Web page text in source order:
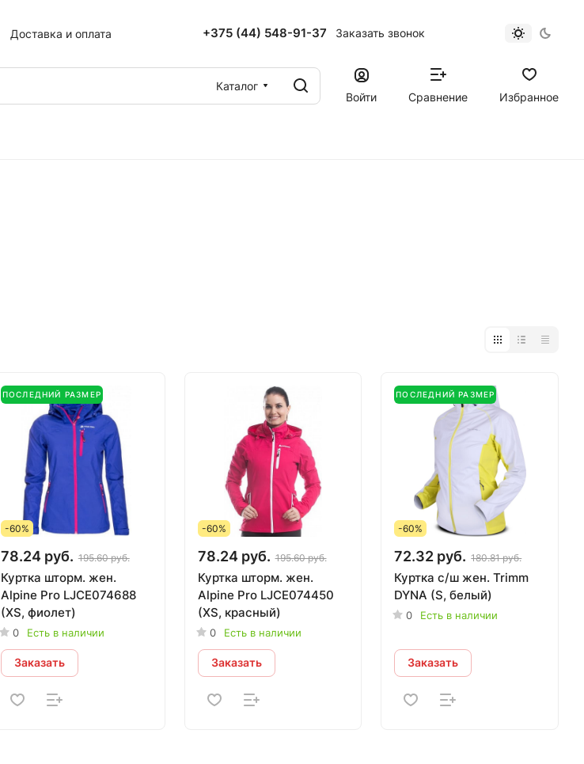
Доставка и оплата +375 (44) 548-91-37 Заказать звонок
Каталог
Войти
Сравнение Избранное
ПОСЛЕДНИЙ РАЗМЕР
-60%
78.24 руб. 195.60 руб.
Куртка шторм. жен.
Alpine Pro LJCE074688
(XS, фиолет)
0 Есть в наличии
Заказать
-60%
78.24 руб. 195.60 руб.
Куртка шторм. жен.
Alpine Pro LJCE074450
(XS, красный)
0 Есть в наличии
Заказать
ПОСЛЕДНИЙ РАЗМЕР
-60%
72.32 руб. 180.81 руб.
Куртка с/ш жен. Trimm
DYNA (S, белый)
0 Есть в наличии
Заказать